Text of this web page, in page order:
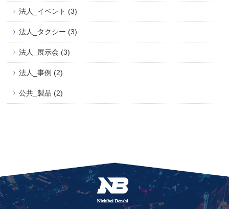
法人_イベント (3)
法人_タクシー (3)
法人_展示会 (3)
法人_事例 (2)
公共_製品 (2)